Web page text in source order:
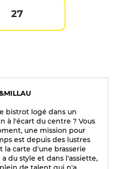
27
bistrot logé dans un
à l'écart du centre ? Vous
une mission pour
est depuis des lustres
la carte d'une brasserie
du style et dans l'assiette,